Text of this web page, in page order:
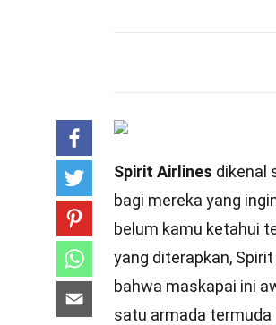
Spirit Airlines dikenal
bagi mereka yang
belum kamu ketahui
yang diterapkan,
bahwa maskapai ini
satu armada termuda